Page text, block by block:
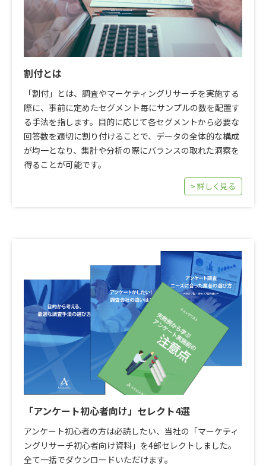
割付とは
「割付」とは、調査やマーケティングリサーチを実施する
際に、事前に定めたセグメント毎にサンプルの数を配置す
る手法を指します。目的に応じて各セグメントから必要な
回答数を適切に割り付けることで、データの全体的な構成
が均一となり、集計や分析の際にバランスの取れた洞察を
得ることが可能です。
> 詳しく見る
「アンケート初心者向け」セレクト4選
アンケート初心者の方は必読したい、当社の「マーケティ
ングリサーチ初心者向け資料」を4部セレクトしました。
全て一括でダウンロードいただけます。